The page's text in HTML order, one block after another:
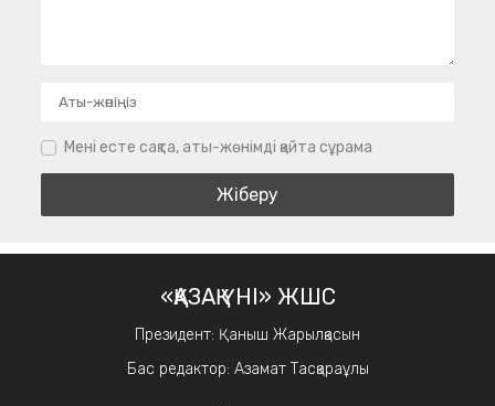
Мені есте сақта, аты-жөнімді қайта сұрама
«ҚАЗАҚ ҮНІ» ЖШС
Президент: Қаныш Жарылқасын
Бас редактор: Азамат Тасқараұлы